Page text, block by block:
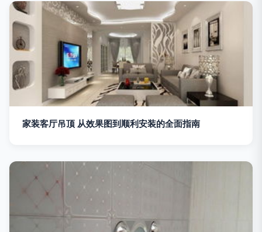
家装客厅吊顶 从效果图到顺利安装的全面指南